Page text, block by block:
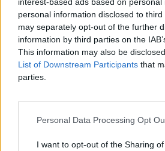
personal information disclosed to
may separately opt-out of the further
information by third parties on the
This information may also be
List of Downstream Participants that
parties.
Personal Data Processing Opt
I want to opt-out of the Sharing
Wolą kasę od legitymacji,